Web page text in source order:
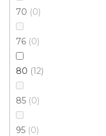
70 0
76 0
80 12
85 0
95 0